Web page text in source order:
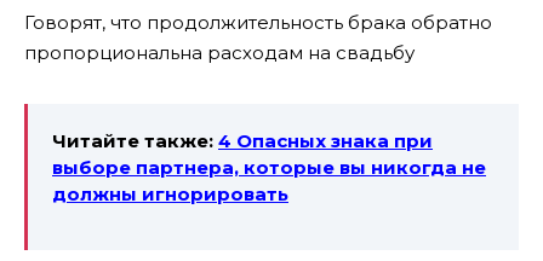
Говорят, что продолжительность брака обратно
пропорциональна расходам на свадьбу
Читайте также: 4 Опасных знака при
выборе партнера, которые вы никогда не
должны игнорировать